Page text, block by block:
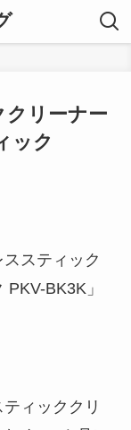
リーナー
ック
スティック
BK3K」
ィッククリ